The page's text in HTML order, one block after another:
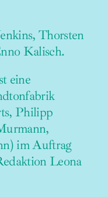
Thorsten
Kalisch.
eine
Philipp
im Auftrag
Leona